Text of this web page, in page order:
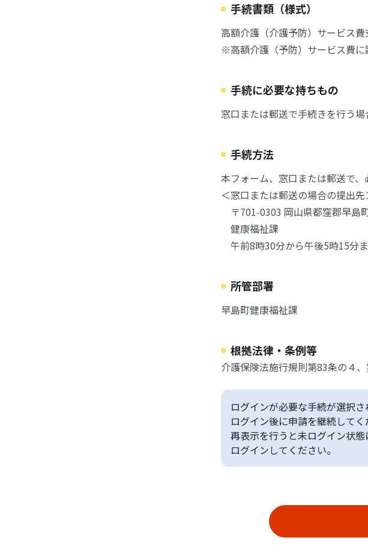
手続書類（様式）
高額介護（介護予防）サービス
※高額介護（予防）サービス費に
手続に必要な持ちもの
窓口または郵送で手続きを行う
手続方法
本フォーム、窓口または郵送で、
＜窓口または郵送の場合の提出先
〒701-0303 岡山県都窪郡早島
健康福祉課
午前8時30分から午後5時15分
所管部署
早島町健康福祉課
根拠法律・条例等
介護保険法施行規則第83条の４
ログインが必要な手続が選択
ログイン後に申請を継続して
再表示を行うと未ログイン状
ログインしてください。